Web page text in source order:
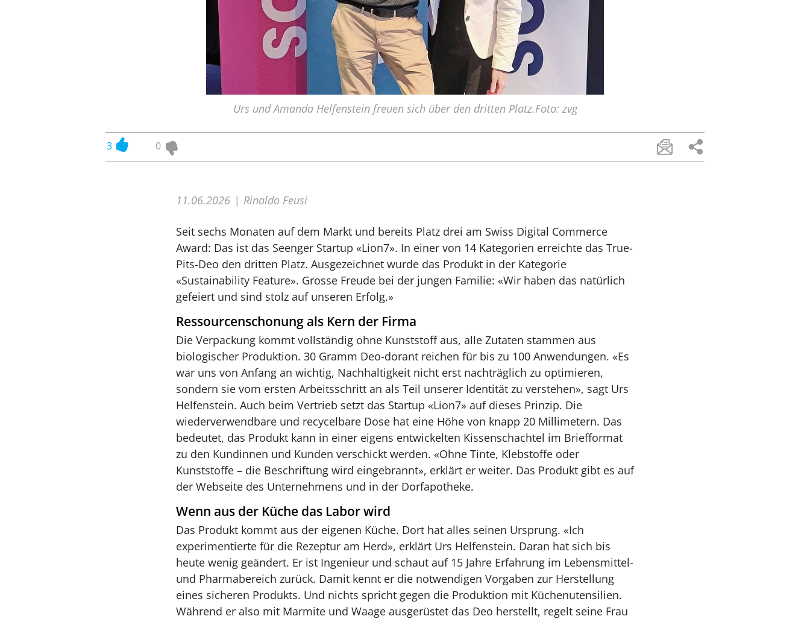
Urs und Amanda Helfenstein freuen sich über den dritten Platz.Foto: zvg
3 0
11.06.2026 Rinaldo Feusi
Seit sechs Monaten auf dem Markt und bereits Platz drei am Swiss Digital Commerce
Award: Das ist das Seenger Startup «Lion7». In einer von 14 Kategorien erreichte das True-
Pits-Deo den dritten Platz. Ausgezeichnet wurde das Produkt in der Kategorie
«Sustainability Feature». Grosse Freude bei der jungen Familie: «Wir haben das natürlich
gefeiert und sind stolz auf unseren Erfolg.»
Ressourcenschonung als Kern der Firma
Die Verpackung kommt vollständig ohne Kunststoff aus, alle Zutaten stammen aus
biologischer Produktion. 30 Gramm Deo-dorant reichen für bis zu 100 Anwendungen. «Es
war uns von Anfang an wichtig, Nachhaltigkeit nicht erst nachträglich zu optimieren,
sondern sie vom ersten Arbeitsschritt an als Teil unserer Identität zu verstehen», sagt Urs
Helfenstein. Auch beim Vertrieb setzt das Startup «Lion7» auf dieses Prinzip. Die
wiederverwendbare und recycelbare Dose hat eine Höhe von knapp 20 Millimetern. Das
bedeutet, das Produkt kann in einer eigens entwickelten Kissenschachtel im Briefformat
zu den Kundinnen und Kunden verschickt werden. «Ohne Tinte, Klebstoffe oder
Kunststoffe – die Beschriftung wird eingebrannt», erklärt er weiter. Das Produkt gibt es auf
der Webseite des Unternehmens und in der Dorfapotheke.
Wenn aus der Küche das Labor wird
Das Produkt kommt aus der eigenen Küche. Dort hat alles seinen Ursprung. «Ich
experimentierte für die Rezeptur am Herd», erklärt Urs Helfenstein. Daran hat sich bis
heute wenig geändert. Er ist Ingenieur und schaut auf 15 Jahre Erfahrung im Lebensmittel-
und Pharmabereich zurück. Damit kennt er die notwendigen Vorgaben zur Herstellung
eines sicheren Produkts. Und nichts spricht gegen die Produktion mit Küchenutensilien.
Während er also mit Marmite und Waage ausgerüstet das Deo herstellt, regelt seine Frau